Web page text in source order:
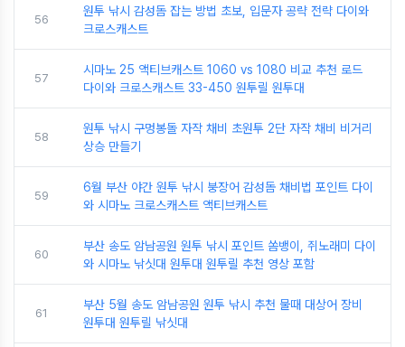
56
원투 낚시 감성돔 잡는 방법 초보, 입문자 공략 전략 다이와
크로스캐스트
57
시마노 25 액티브캐스트 1060 vs 1080 비교 추천 로드
다이와 크로스캐스트 33-450 원투릴 원투대
58
원투 낚시 구멍봉돌 자작 채비 초원투 2단 자작 채비 비거리
상승 만들기
59
6월 부산 야간 원투 낚시 붕장어 감성돔 채비법 포인트 다이
와 시마노 크로스캐스트 액티브캐스트
60
부산 송도 암남공원 원투 낚시 포인트 쏨뱅이, 쥐노래미 다이
와 시마노 낚싯대 원투대 원투릴 추천 영상 포함
61
부산 5월 송도 암남공원 원투 낚시 추천 물때 대상어 장비
원투대 원투릴 낚싯대